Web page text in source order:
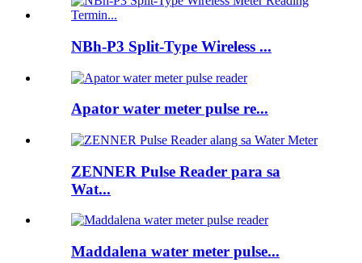
NBh-P3 Split-Type Wireless ...
Apator water meter pulse re...
ZENNER Pulse Reader para sa
Wat...
Maddalena water meter pulse...